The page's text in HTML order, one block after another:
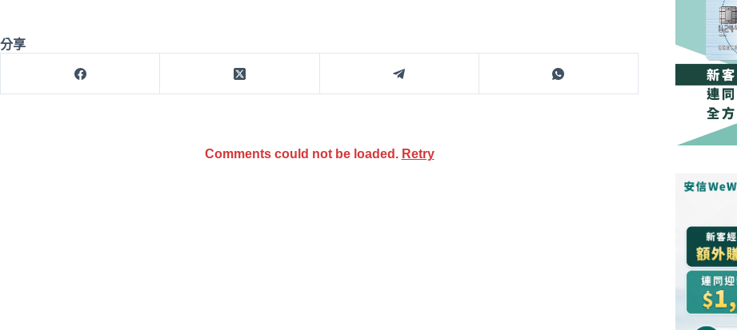
分享
Comments could not be loaded. Retry